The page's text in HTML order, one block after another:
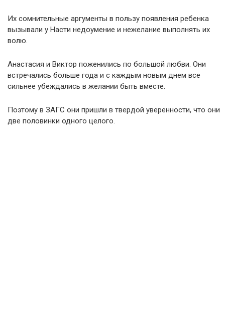
Их сомнительные аргументы в пользу появления ребенка
вызывали у Насти недоумение и нежелание выполнять их
волю.
Анастасия и Виктор поженились по большой любви. Они
встречались больше года и с каждым новым днем все
сильнее убеждались в желании быть вместе.
Поэтому в ЗАГС они пришли в твердой уверенности, что они
две половинки одного целого.